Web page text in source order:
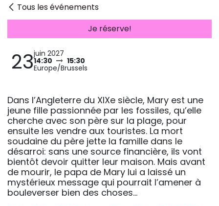
Tous les événements
Je réserve!
23juin 2027
14:30 15:30
Europe/Brussels
Dans l’Angleterre du XIXe siècle, Mary est une
jeune fille passionnée par les fossiles, qu’elle
cherche avec son père sur la plage, pour
ensuite les vendre aux touristes. La mort
soudaine du père jette la famille dans le
désarroi: sans une source financière, ils vont
bientôt devoir quitter leur maison. Mais avant
de mourir, le papa de Mary lui a laissé un
mystérieux message qui pourrait l’amener à
bouleverser bien des choses…